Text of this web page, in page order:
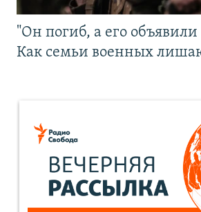
"Он погиб, а его
Как семьи военных